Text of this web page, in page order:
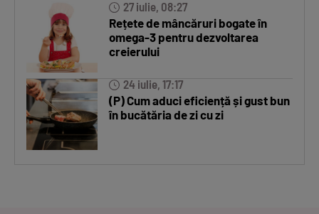
27 iulie, 08:27
Rețete de mâncăruri bogate în
omega-3 pentru dezvoltarea
creierului
24 iulie, 17:17
(P) Cum aduci eficiență și gust bun
în bucătăria de zi cu zi